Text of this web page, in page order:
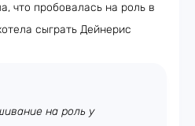
что пробовалась на роль в
сыграть Дейнерис
на роль у